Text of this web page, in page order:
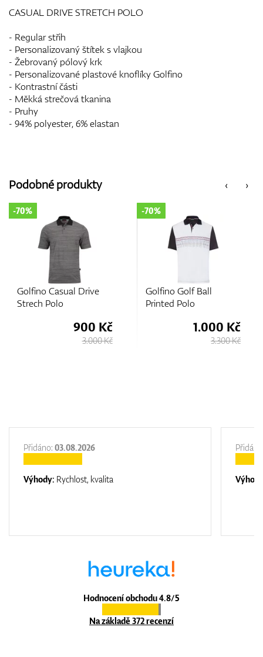
CASUAL DRIVE STRETCH POLO
- Regular střih
- Personalizovaný štítek s vlajkou
- Žebrovaný pólový krk
- Personalizované plastové knoflíky Golfino
- Kontrastní části
- Měkká strečová tkanina
- Pruhy
- 94% polyester, 6% elastan
‹
Podobné produkty ›
Golfino Casual Drive
Strech Polo
-70%
900 Kč
3.000 Kč
Golfino Golf Ball
Printed Polo
-70%
1.000 Kč
3.300 Kč
Hodnocení obchodu 4.8/5
Na základě 372 recenzí
Přidáno: 03.08.2026
Výhody: Rychlost, kvalita